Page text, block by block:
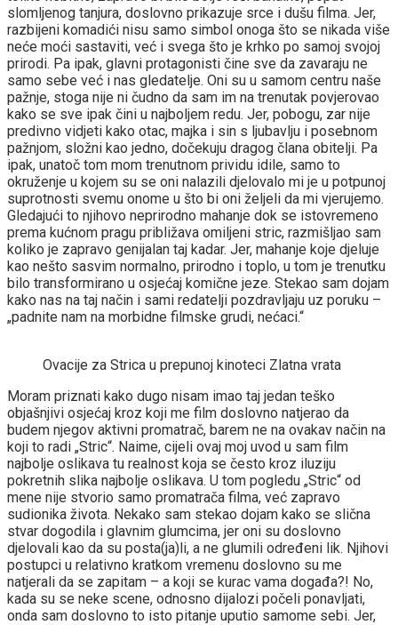
slomljenog tanjura, doslovno prikazuje srce i dušu filma. Jer,
razbijeni komadići nisu samo simbol onoga što se nikada više
neće moći sastaviti, već i svega što je krhko po samoj svojoj
prirodi. Pa ipak, glavni protagonisti čine sve da zavaraju ne
samo sebe već i nas gledatelje. Oni su u samom centru naše
pažnje, stoga nije ni čudno da sam im na trenutak povjerovao
kako se sve ipak čini u najboljem redu. Jer, pobogu, zar nije
predivno vidjeti kako otac, majka i sin s ljubavlju i posebnom
pažnjom, složni kao jedno, dočekuju dragog člana obitelji. Pa
ipak, unatoč tom mom trenutnom prividu idile, samo to
okruženje u kojem su se oni nalazili djelovalo mi je u potpunoj
suprotnosti svemu onome u što bi oni željeli da mi vjerujemo.
Gledajući to njihovo neprirodno mahanje dok se istovremeno
prema kućnom pragu približava omiljeni stric, razmišljao sam
koliko je zapravo genijalan taj kadar. Jer, mahanje koje djeluje
kao nešto sasvim normalno, prirodno i toplo, u tom je trenutku
bilo transformirano u osjećaj komične jeze. Stekao sam dojam
kako nas na taj način i sami redatelji pozdravljaju uz poruku –
„padnite nam na morbidne filmske grudi, nećaci.“
Ovacije za Strica u prepunoj kinoteci Zlatna vrata
Moram priznati kako dugo nisam imao taj jedan teško
objašnjivi osjećaj kroz koji me film doslovno natjerao da
budem njegov aktivni promatrač, barem ne na ovakav način na
koji to radi „Stric“. Naime, cijeli ovaj moj uvod u sam film
najbolje oslikava tu realnost koja se često kroz iluziju
pokretnih slika najbolje oslikava. U tom pogledu „Stric“ od
mene nije stvorio samo promatrača filma, već zapravo
sudionika života. Nekako sam stekao dojam kako se slična
stvar dogodila i glavnim glumcima, jer oni su doslovno
djelovali kao da su posta(ja)li, a ne glumili određeni lik. Njihovi
postupci u relativno kratkom vremenu doslovno su me
natjerali da se zapitam – a koji se kurac vama događa?! No,
kada su se neke scene, odnosno dijalozi počeli ponavljati,
onda sam doslovno to isto pitanje uputio samome sebi. Jer,